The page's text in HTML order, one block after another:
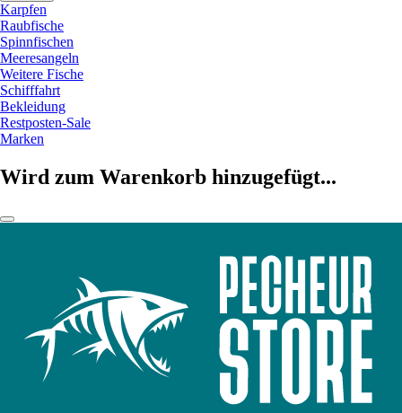
Karpfen
Raubfische
Spinnfischen
Meeresangeln
Weitere Fische
Schifffahrt
Bekleidung
Restposten-Sale
Marken
Wird zum Warenkorb hinzugefügt...